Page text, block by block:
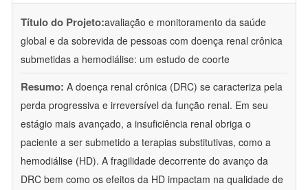
Título do Projeto:avaliação e monitoramento da saúde
global e da sobrevida de pessoas com doença renal crônica
submetidas a hemodiálise: um estudo de coorte
Resumo: A doença renal crônica (DRC) se caracteriza pela
perda progressiva e irreversível da função renal. Em seu
estágio mais avançado, a insuficiência renal obriga o
paciente a ser submetido a terapias substitutivas, como a
hemodiálise (HD). A fragilidade decorrente do avanço da
DRC bem como os efeitos da HD impactam na qualidade de